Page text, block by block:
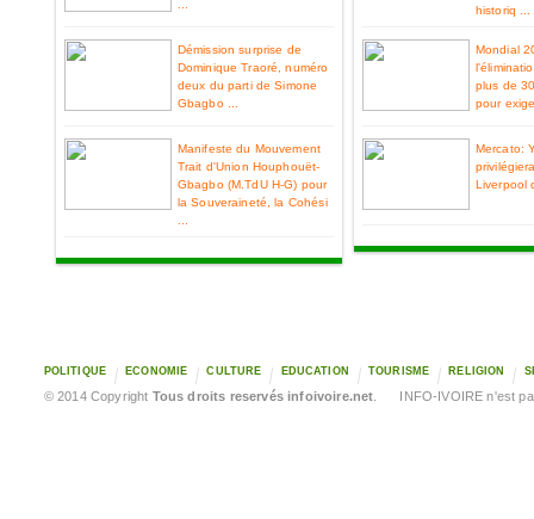
Démission surprise de
Dominique Traoré, numéro
deux du parti de Simone
Gbagbo ...
Manifeste du Mouvement
Trait d'Union Houphouët-
Gbagbo (M.TdU H-G) pour
la Souveraineté, la Cohési
historiq ...
Mondial
plus de
pour
Mercato:
Liverpool
POLITIQUE ECONOMIE CULTURE EDUCATION TOURISME RELIGION
© 2014 Copyright Tous droits reservés infoivoire.net . INFO-IVOIRE n'est